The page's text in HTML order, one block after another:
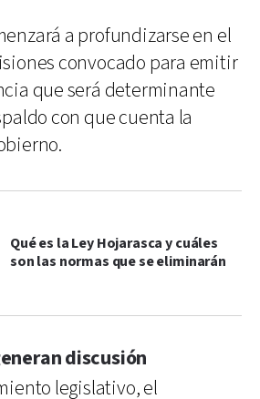
a profundizarse en el
convocado para emitir
que será determinante
con que cuenta la
Qué es la Ley Hojarasca y cuáles
son las normas que se eliminarán
discusión
legislativo, el